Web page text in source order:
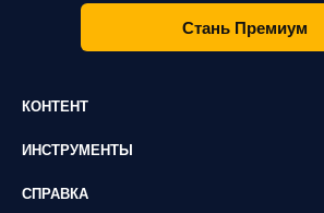
Стань Премиум
КОНТЕНТ
ИНСТРУМЕНТЫ
СПРАВКА